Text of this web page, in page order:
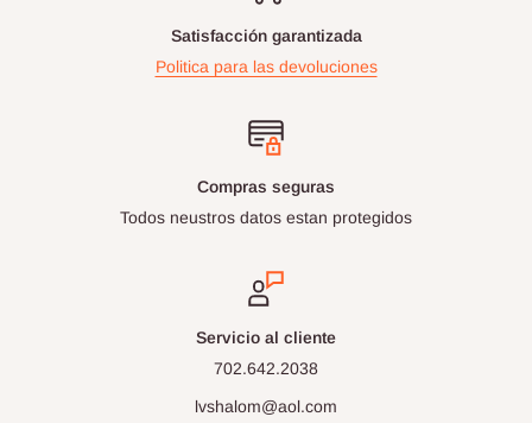
Satisfacción garantizada
Politica para las devoluciones
Compras seguras
Todos neustros datos estan protegidos
Servicio al cliente
702.642.2038
lvshalom@aol.com